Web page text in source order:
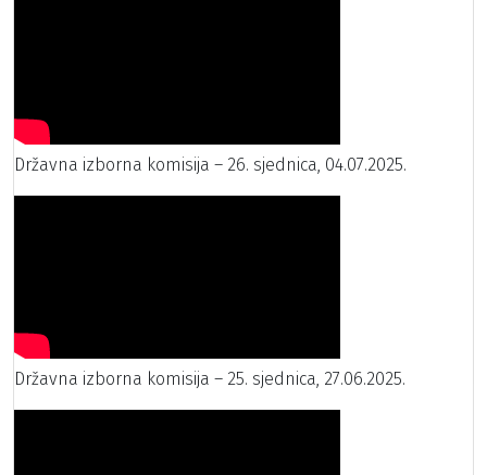
Državna izborna komisija – 26. sjednica, 04.07.2025.
Državna izborna komisija – 25. sjednica, 27.06.2025.